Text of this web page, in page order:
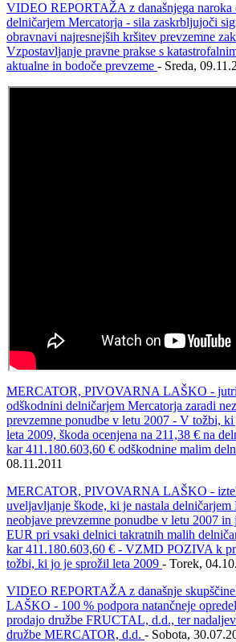
VIDEO REPORTAŽA z današnjega naroka
delničarjem Mercatorja - sila zaskrbljujoči
obravnavi najresnejših kršitev prevzemne
Vzpostavljanje pravne prakse s
aktualne in bodoče prevzeme - Sreda,
MERCATOR, PIVOVARNA LAŠKO - jutri
odškodnini delničarjem Mercatorja zaradi
prevzemne ponudbe v letu 2007 - V tožbi,
leta 2009, škoda ocenjena na 211,38 € na
kar 411.180.603,60 € odškodnine malim
08.11.2011
MERCATOR, PIVOVARNA LAŠKO -
uveljavljanje škode, ki je nastala delničarjem
neobjave prevzemne ponudbe v letu 2007 in
EUR pri vsaki delnici takratnih malih
kar 411.180.603,60 € - VZMD POZIVA k
tožbi, ki jo je sprožil leta 2009 - Torek,
VIDEO REPORTAŽA z današnje
LAŠKO - 100 % podpora natančneje
prodajo družbe FRUCTAL, d.d., ter
družbe MERCATOR, d.d. - Sobota,